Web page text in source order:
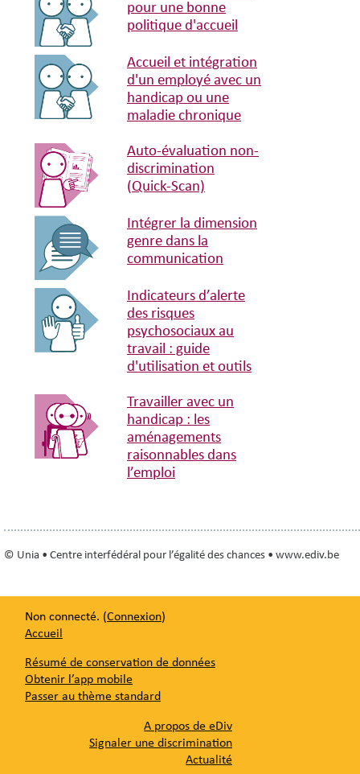
pour une bonne
politique d'accueil
Accueil et intégration
d'un employé avec un
handicap ou une
maladie chronique
Auto-évaluation non-
discrimination
(Quick-Scan)
Intégrer la dimension
genre dans la
communication
Indicateurs d’alerte
des risques
psychosociaux au
travail : guide
d'utilisation et outils
Travailler avec un
handicap : les
aménagements
raisonnables dans
l’emploi
© Unia • Centre interfédéral pour l’égalité des chances • www.ediv.be
Non connecté. (Connexion)
Accueil
Résumé de conservation de données
Obtenir l’app mobile
Passer au thème standard
A propos de eDiv
Signaler une discrimination
Actualité